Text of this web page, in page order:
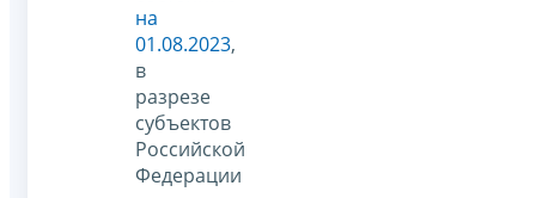
на
01.08.2023,
в
разрезе
субъектов
Российской
Федерации